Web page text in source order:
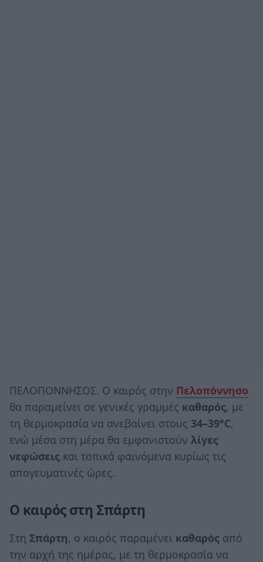
ΠΕΛΟΠΟΝΝΗΣΟΣ. Ο καιρός στην Πελοπόννησο
θα παραμείνει σε γενικές γραμμές καθαρός, με
τη θερμοκρασία να ανεβαίνει στους 34–39°C,
ενώ μέσα στη μέρα θα εμφανιστούν λίγες
νεφώσεις και τοπικά φαινόμενα κυρίως τις
απογευματινές ώρες.
Ο καιρός στη Σπάρτη
Στη Σπάρτη, ο καιρός παραμένει καθαρός από
την αρχή της ημέρας, με τη θερμοκρασία να